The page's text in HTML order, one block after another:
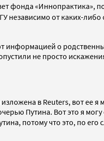
фонда «Иннопрактика»,
независимо от каких-либо
информацией о
не просто
в Reuters, вот ее я
Путина. Вот это я
потому что это, по его